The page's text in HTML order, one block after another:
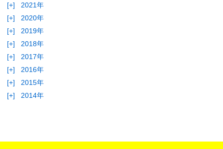
[+]
2021年
[+]
2020年
[+]
2019年
[+]
2018年
[+]
2017年
[+]
2016年
[+]
2015年
[+]
2014年